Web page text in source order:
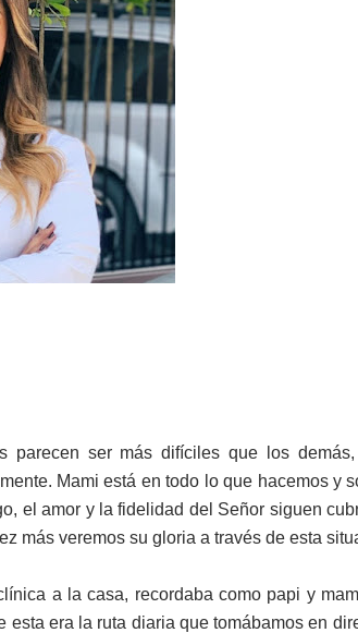
parecen ser más difíciles que los
Mami está en todo lo que hacemos y
el amor y la fidelidad del Señor siguen
más veremos su gloria a través de esta
a la casa, recordaba como papi y
era la ruta diaria que tomábamos en